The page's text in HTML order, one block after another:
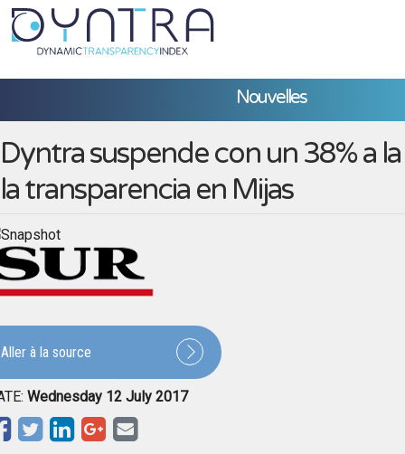
Nouvelles
Dyntra suspende con un 38% a
la transparencia en Mijas
Aller à la source
Wednesday 12 July 2017